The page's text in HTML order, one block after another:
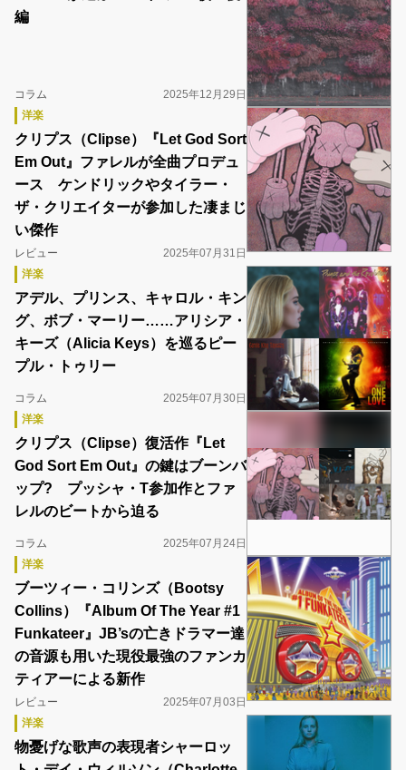
編
コラム
2025年12月29日
洋楽
クリプス（Clipse）『Let God Sort
Em Out』ファレルが全曲プロデュ
ース ケンドリックやタイラー・
ザ・クリエイターが参加した凄まじ
い傑作
レビュー
2025年07月31日
洋楽
アデル、プリンス、キャロル・キン
グ、ボブ・マーリー……アリシア・
キーズ（Alicia Keys）を巡るピー
プル・トゥリー
コラム
2025年07月30日
洋楽
クリプス（Clipse）復活作『Let
God Sort Em Out』の鍵はブーンバ
ップ? プッシャ・T参加作とファ
レルのビートから迫る
コラム
2025年07月24日
洋楽
ブーツィー・コリンズ（Bootsy
Collins）『Album Of The Year #1
Funkateer』JB’sの亡きドラマー達
の音源も用いた現役最強のファンカ
ティアーによる新作
レビュー
2025年07月03日
洋楽
物憂げな歌声の表現者シャーロッ